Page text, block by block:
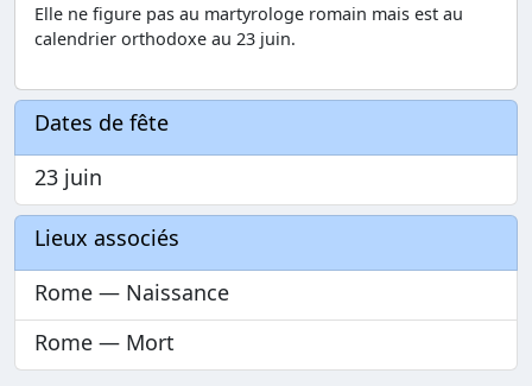
Elle ne figure pas au martyrologe romain mais est au
calendrier orthodoxe au 23 juin.
Dates de fête
23 juin
Lieux associés
Rome — Naissance
Rome — Mort